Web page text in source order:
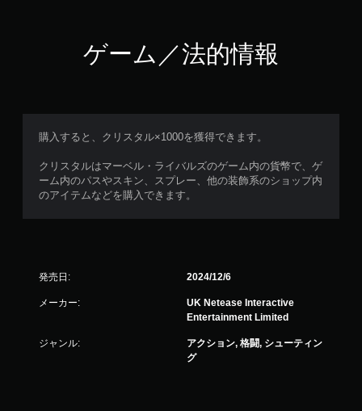
ゲーム／法的情報
購入すると、クリスタル×1000を獲得できます。
クリスタルはマーベル・ライバルズのゲーム内の貨幣で、ゲ
ーム内のパスやスキン、スプレー、他の装飾系のショップ内
のアイテムなどを購入できます。
発売日: 2024/12/6
メーカー:
UK Netease Interactive
Entertainment Limited
ジャンル:
アクション, 格闘, シューティン
グ